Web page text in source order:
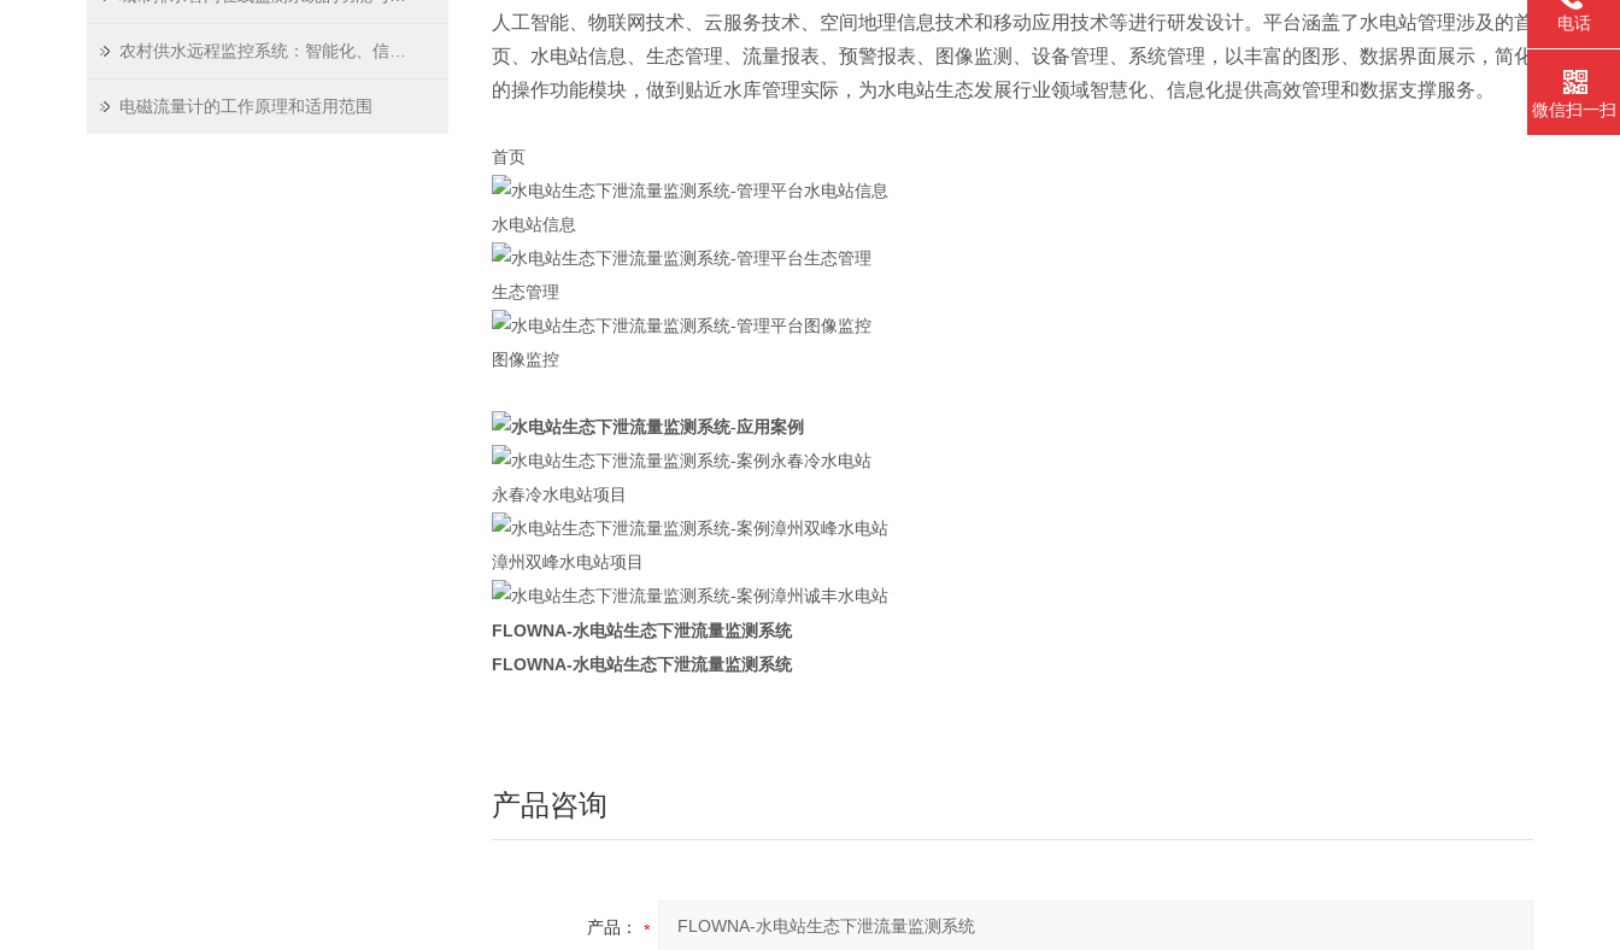
电磁流量计的工作原理和适用范围
人工智能、物联网技术、云服务技术、空间地理信息技术和移动应用技术等进行研发设计。平台涵盖了水电站管理涉及的首
页、水电站信息、生态管理、流量报表、预警报表、图像监测、设备管理、系统管理，以丰富的图形、数据界面展示，简化
的操作功能模块，做到贴近水库管理实际，为水电站生态发展行业领域智慧化、信息化提供高效管理和数据支撑服务。
首页
水电站信息
生态管理
图像监控
永春冷水电站项目
漳州双峰水电站项目
FLOWNA-水电站生态下泄流量监测系统
FLOWNA-水电站生态下泄流量监测系统
产品咨询
产品：
电话
微信扫一扫